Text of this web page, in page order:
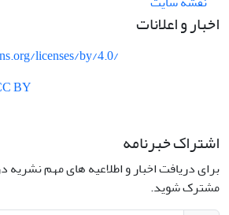
اخبار و اعلانات
licenses/by/4.0/
BY
اشتراک خبرنامه
برای دریافت اخبار و اطلاعیه های مهم نشریه
مشترک شوید.